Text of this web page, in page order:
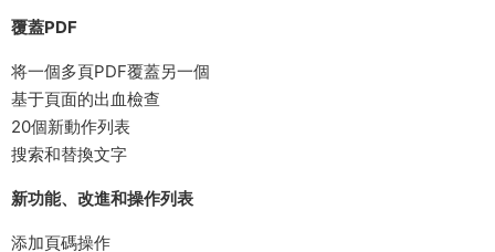
覆蓋PDF
将一個多頁PDF覆蓋另一個
基于頁面的出血檢查
20個新動作列表
搜索和替換文字
新功能、改進和操作列表
添加頁碼操作